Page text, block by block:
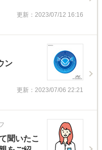
更新：2023/07/12 16:16
ン
更新：2023/07/06 22:21
聞いたこ